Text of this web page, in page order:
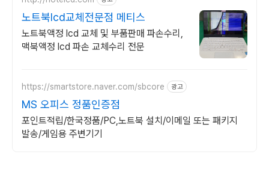
노트북lcd교체전문점 메티스
노트북액정 lcd 교체 및 부품판매 파손수리,
맥북액정 lcd 파손 교체수리 전문
https://smartstore.naver.com/sbcore 광고
MS 오피스 정품인증점
포인트적립/한국정품/PC,노트북 설치/이메일 또는 패키지
발송/게임용 주변기기